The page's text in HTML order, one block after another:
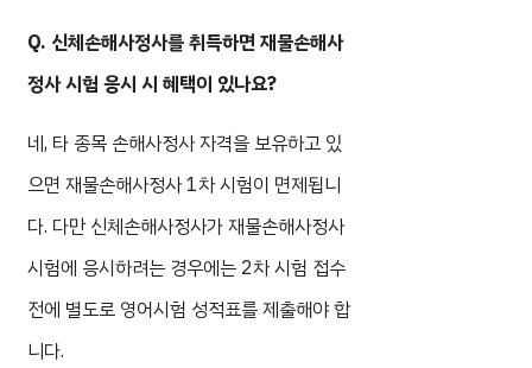
Q. 신체손해사정사를 취득하면 재물손해사
정사 시험 응시 시 혜택이 있나요?
네, 타 종목 손해사정사 자격을 보유하고 있
으면 재물손해사정사 1차 시험이 면제됩니
다. 다만 신체손해사정사가 재물손해사정사
시험에 응시하려는 경우에는 2차 시험 접수
전에 별도로 영어시험 성적표를 제출해야 합
니다.